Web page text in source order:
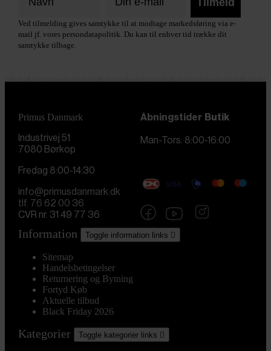
Ved tilmelding gives samtykke til at modtage markedsføring via e-
mail jf. vores persondatapolitik. Du kan til enhver tid trække dit
samtykke tilbage.
Primus Danmark
Industrivej 51
7080 Børkop
Åbningstider Butik
Man-Tors. 8:00-16:00
Fredag 8:00-14:30
info@primusdanmark.dk
tlf. 76 62 00 36
CVR nr. 31 49 77 36
Information Toggle information links 
Sitemap
Handelsbetingelser
Returnering og Bytning
Fortyd Køb
Aktuelle tilbud
Black Friday 2026
Kategorier Toggle kategorier links 